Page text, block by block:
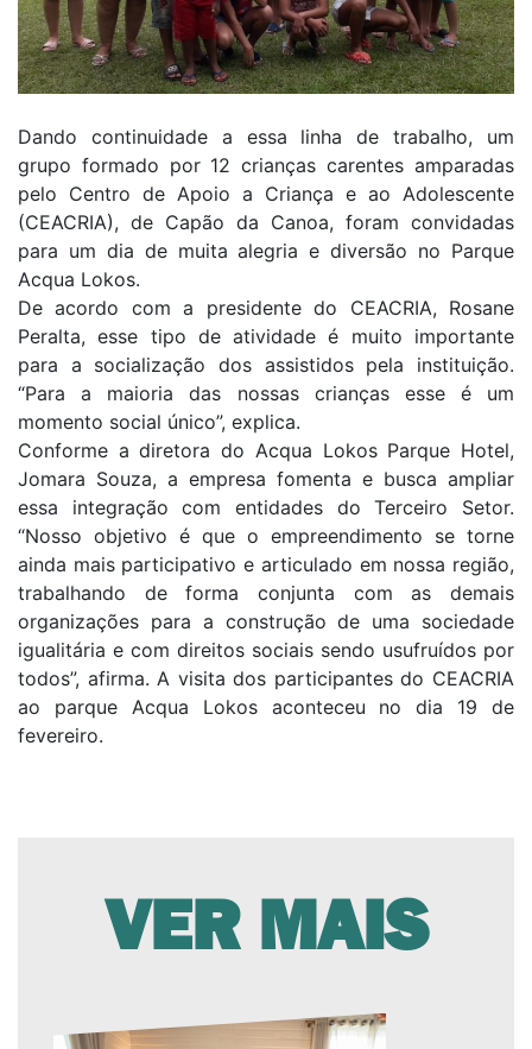
Dando continuidade a essa linha de trabalho, um
grupo formado por 12 crianças carentes amparadas
pelo Centro de Apoio a Criança e ao Adolescente
(CEACRIA), de Capão da Canoa, foram convidadas
para um dia de muita alegria e diversão no Parque
Acqua Lokos.
De acordo com a presidente do CEACRIA, Rosane
Peralta, esse tipo de atividade é muito importante
para a socialização dos assistidos pela instituição.
“Para a maioria das nossas crianças esse é um
momento social único”, explica.
Conforme a diretora do Acqua Lokos Parque Hotel,
Jomara Souza, a empresa fomenta e busca ampliar
essa integração com entidades do Terceiro Setor.
“Nosso objetivo é que o empreendimento se torne
ainda mais participativo e articulado em nossa região,
trabalhando de forma conjunta com as demais
organizações para a construção de uma sociedade
igualitária e com direitos sociais sendo usufruídos por
todos”, afirma. A visita dos participantes do CEACRIA
ao parque Acqua Lokos aconteceu no dia 19 de
fevereiro.
VER MAIS